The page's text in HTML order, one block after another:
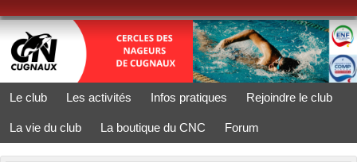
Le club Les activités Infos pratiques Rejoindre le club
La vie du club La boutique du CNC Forum